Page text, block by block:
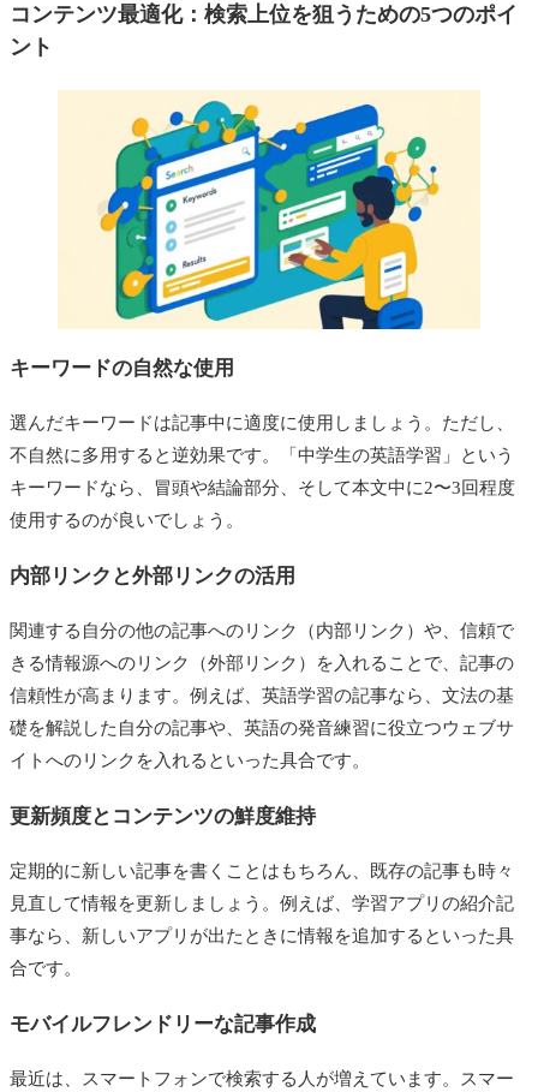
コンテンツ最適化：検索上位を狙うための5つのポイ
ント
キーワードの自然な使用
選んだキーワードは記事中に適度に使用しましょう。ただし、
不自然に多用すると逆効果です。「中学生の英語学習」という
キーワードなら、冒頭や結論部分、そして本文中に2〜3回程度
使用するのが良いでしょう。
内部リンクと外部リンクの活用
関連する自分の他の記事へのリンク（内部リンク）や、信頼で
きる情報源へのリンク（外部リンク）を入れることで、記事の
信頼性が高まります。例えば、英語学習の記事なら、文法の基
礎を解説した自分の記事や、英語の発音練習に役立つウェブサ
イトへのリンクを入れるといった具合です。
更新頻度とコンテンツの鮮度維持
定期的に新しい記事を書くことはもちろん、既存の記事も時々
見直して情報を更新しましょう。例えば、学習アプリの紹介記
事なら、新しいアプリが出たときに情報を追加するといった具
合です。
モバイルフレンドリーな記事作成
最近は、スマートフォンで検索する人が増えています。スマー